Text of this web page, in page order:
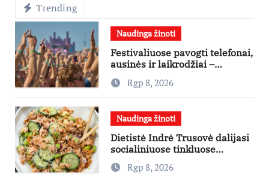
Trending
Naudinga žinoti
Festivaliuose pavogti telefonai,
ausinės ir laikrodžiai –
ekspertai primena apie
didžiausias finansines rizikas
Rgp 8, 2026
Naudinga žinoti
Dietistė Indrė Trusovė dalijasi
socialiniuose tinkluose
išpopuliarėjusiu lašišos salotų
receptuRgp 8, 2026